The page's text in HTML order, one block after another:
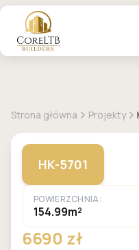
Strona główna Projekty
HK-5701
POWIERZCHNIA:
154.99m²
6690 zł